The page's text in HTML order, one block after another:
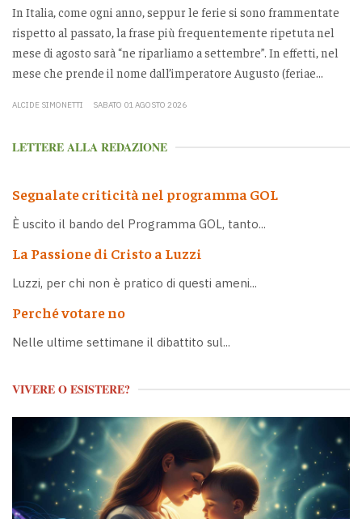
In Italia, come ogni anno, seppur le ferie si sono frammentate
rispetto al passato, la frase più frequentemente ripetuta nel
mese di agosto sarà “ne riparliamo a settembre”. In effetti, nel
mese che prende il nome dall’imperatore Augusto (feriae...
ALCIDE SIMONETTI SABATO 01 AGOSTO 2026
LETTERE ALLA REDAZIONE
Segnalate criticità nel programma GOL
È uscito il bando del Programma GOL, tanto...
La Passione di Cristo a Luzzi
Luzzi, per chi non è pratico di questi ameni...
Perché votare no
Nelle ultime settimane il dibattito sul...
VIVERE O ESISTERE?